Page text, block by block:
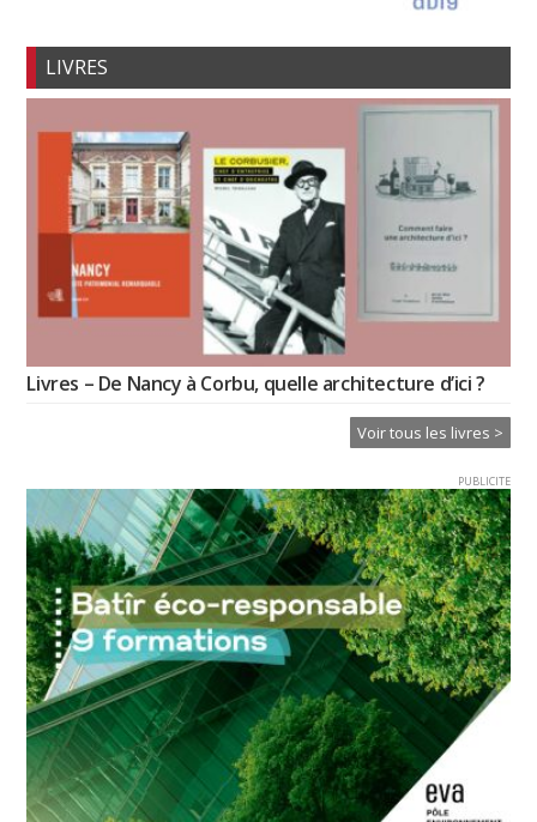
LIVRES
Livres – De Nancy à Corbu, quelle architecture d’ici ?
Voir tous les livres >
PUBLICITE